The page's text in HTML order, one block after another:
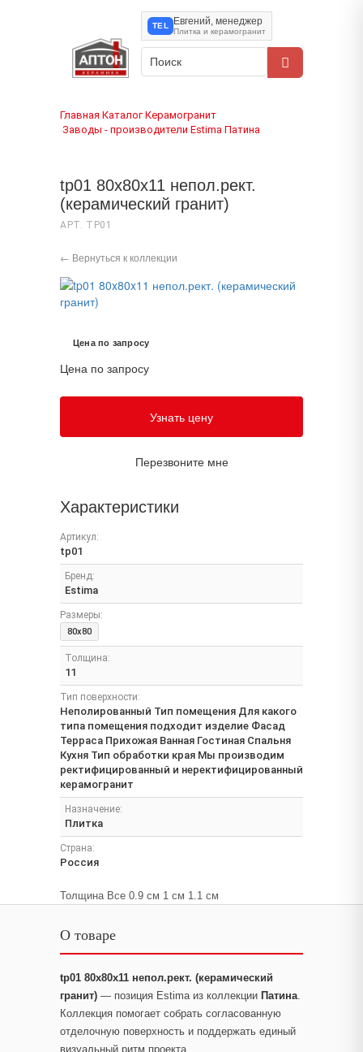
TEL
Евгений, менеджер
Плитка и керамогранит
Главная›Каталог›Керамогранит
›Заводы - производители›Estima›Патина
tp01 80x80x11 непол.рект.
(керамический гранит)
АРТ. TP01
← Вернуться к коллекции
Цена по запросу
Цена по запросу
Узнать цену
Перезвоните мне
Характеристики
Артикул:
tp01
Бренд:
Estima
Размеры:
80x80
Толщина:
11
Тип поверхности:
Неполированный Тип помещения Для какого
типа помещения подходит изделие Фасад
Терраса Прихожая Ванная Гостиная Спальня
Кухня Тип обработки края Мы производим
ректифицированный и неректифицированный
керамогранит
Назначение:
Плитка
Страна:
Россия
Толщина Все 0.9 см 1 см 1.1 см
О товаре
tp01 80x80x11 непол.рект. (керамический
гранит) — позиция Estima из коллекции Патина.
Коллекция помогает собрать согласованную
отделочную поверхность и поддержать единый
визуальный ритм проекта.